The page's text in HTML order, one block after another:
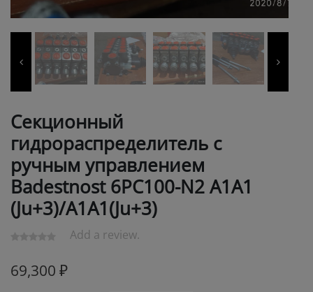
Секционный
гидрораспределитель с
ручным управлением
Badestnost 6PC100-N2 A1A1
(Ju+3)/A1A1(Ju+3)
Add a review.
69,300 ₽